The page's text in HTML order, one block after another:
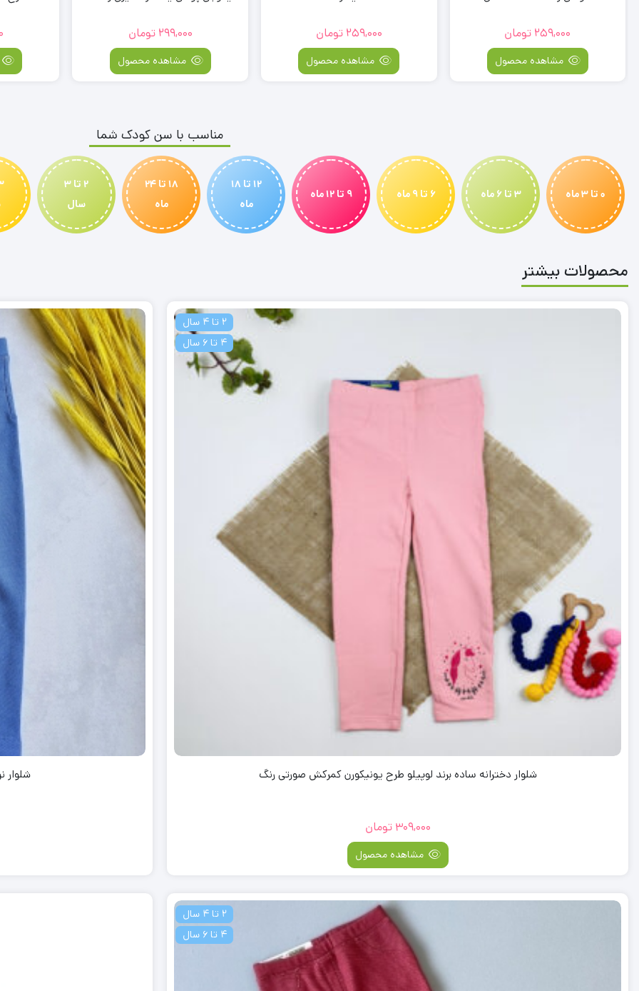
259,000 تومان
مشاهده محصول
259,000 تومان
مشاهده محصول
299,000 تومان
مشاهده محصول
مناسب با سن کودک شما
0 تا 3 ماه 3 تا 6 ماه 6 تا 9 ماه 9 تا 12 ماه
12 تا 18
ماه
18 تا 24
ماه
2 تا 3
سال
محصولات بیشتر
2 تا 4 سال
4 تا 6 سال
شلوار دخترانه ساده برند لوپیلو طرح یونیکورن کمرکش صورتی رنگ
309,000 تومان
مشاهده محصول
شلوار
2 تا 4 سال
4 تا 6 سال